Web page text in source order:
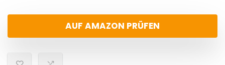
AUF AMAZON PRÜFEN